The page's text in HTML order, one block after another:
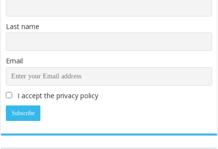
Last name
Email
I accept the privacy policy